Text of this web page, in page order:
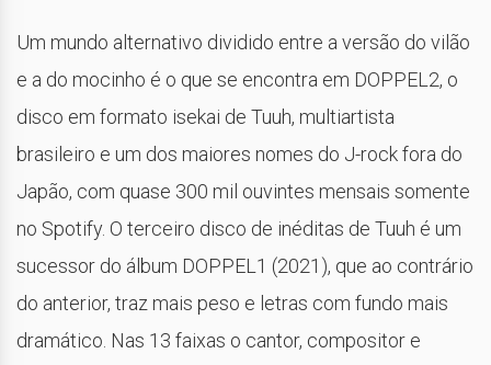
Um mundo alternativo dividido entre a versão do vilão
e a do mocinho é o que se encontra em DOPPEL2, o
disco em formato isekai de Tuuh, multiartista
brasileiro e um dos maiores nomes do J-rock fora do
Japão, com quase 300 mil ouvintes mensais somente
no Spotify. O terceiro disco de inéditas de Tuuh é um
sucessor do álbum DOPPEL1 (2021), que ao contrário
do anterior, traz mais peso e letras com fundo mais
dramático. Nas 13 faixas o cantor, compositor e